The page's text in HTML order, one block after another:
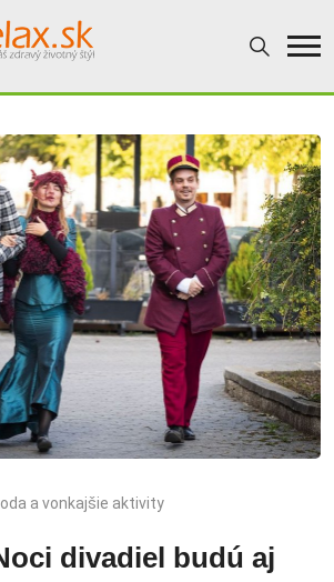
a vonkajšie aktivity
divadiel budú aj